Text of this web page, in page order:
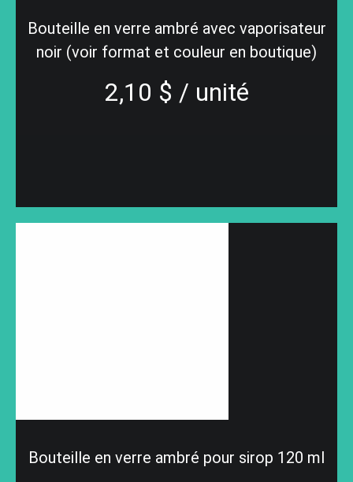
Bouteille en verre ambré avec vaporisateur
noir (voir format et couleur en boutique)
2,10 $ / unité
Bouteille en verre ambré pour sirop 120 ml